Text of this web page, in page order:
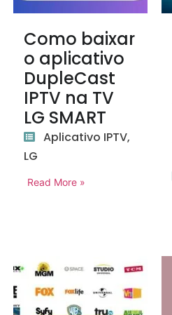
Como baixar
o aplicativo
DupleCast
IPTV na TV
LG SMART
Aplicativo IPTV,
LG
Read More »